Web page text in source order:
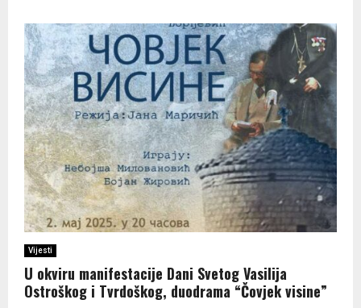
Vijesti
U okviru manifestacije Dani Svetog Vasilija
Ostroškog i Tvrdoškog, duodrama “Čovjek visine”